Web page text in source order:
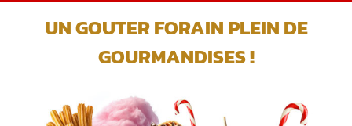
UN GOUTER FORAIN PLEIN DE
GOURMANDISES !